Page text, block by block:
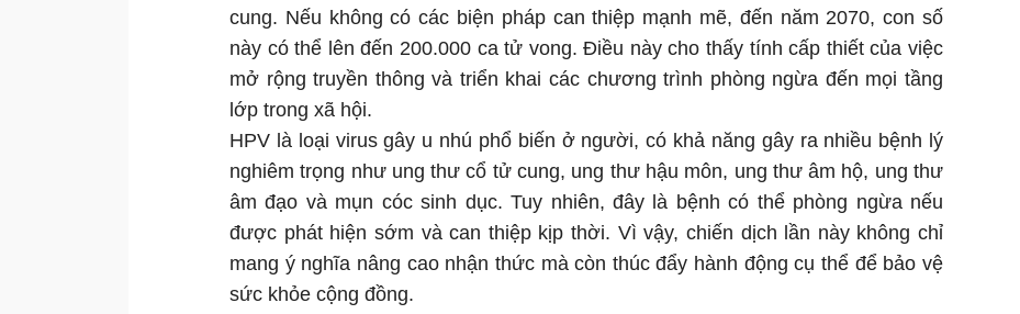
cung. Nếu không có các biện pháp can thiệp mạnh mẽ, đến năm 2070, con số
này có thể lên đến 200.000 ca tử vong. Điều này cho thấy tính cấp thiết của việc
mở rộng truyền thông và triển khai các chương trình phòng ngừa đến mọi tầng
lớp trong xã hội.
HPV là loại virus gây u nhú phổ biến ở người, có khả năng gây ra nhiều bệnh lý
nghiêm trọng như ung thư cổ tử cung, ung thư hậu môn, ung thư âm hộ, ung thư
âm đạo và mụn cóc sinh dục. Tuy nhiên, đây là bệnh có thể phòng ngừa nếu
được phát hiện sớm và can thiệp kịp thời. Vì vậy, chiến dịch lần này không chỉ
mang ý nghĩa nâng cao nhận thức mà còn thúc đẩy hành động cụ thể để bảo vệ
sức khỏe cộng đồng.